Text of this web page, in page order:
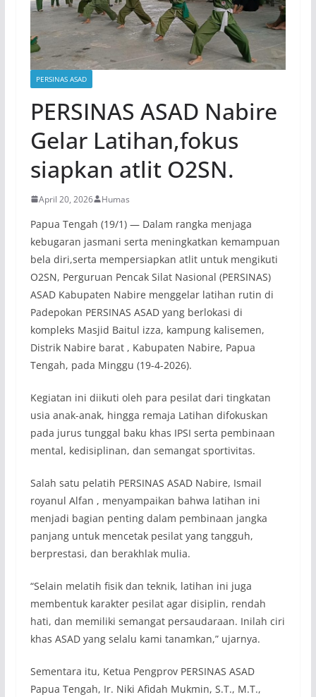
PERSINAS ASAD
PERSINAS ASAD Nabire
Gelar Latihan,fokus
siapkan atlit O2SN.
April 20, 2026 Humas
Papua Tengah (19/1) — Dalam rangka menjaga
kebugaran jasmani serta meningkatkan kemampuan
bela diri,serta mempersiapkan atlit untuk mengikuti
O2SN, Perguruan Pencak Silat Nasional (PERSINAS)
ASAD Kabupaten Nabire menggelar latihan rutin di
Padepokan PERSINAS ASAD yang berlokasi di
kompleks Masjid Baitul izza, kampung kalisemen,
Distrik Nabire barat , Kabupaten Nabire, Papua
Tengah, pada Minggu (19-4-2026).
Kegiatan ini diikuti oleh para pesilat dari tingkatan
usia anak-anak, hingga remaja Latihan difokuskan
pada jurus tunggal baku khas IPSI serta pembinaan
mental, kedisiplinan, dan semangat sportivitas.
Salah satu pelatih PERSINAS ASAD Nabire, Ismail
royanul Alfan , menyampaikan bahwa latihan ini
menjadi bagian penting dalam pembinaan jangka
panjang untuk mencetak pesilat yang tangguh,
berprestasi, dan berakhlak mulia.
“Selain melatih fisik dan teknik, latihan ini juga
membentuk karakter pesilat agar disiplin, rendah
hati, dan memiliki semangat persaudaraan. Inilah ciri
khas ASAD yang selalu kami tanamkan,” ujarnya.
Sementara itu, Ketua Pengprov PERSINAS ASAD
Papua Tengah, Ir. Niki Afidah Mukmin, S.T., M.T.,